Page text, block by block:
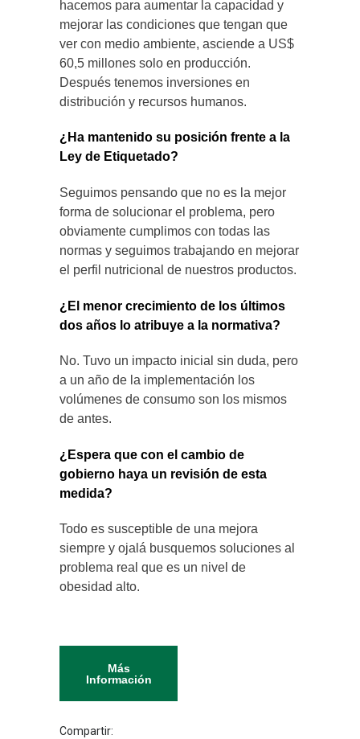
hacemos para aumentar la capacidad y
mejorar las condiciones que tengan que
ver con medio ambiente, asciende a US$
60,5 millones solo en producción.
Después tenemos inversiones en
distribución y recursos humanos.
¿Ha mantenido su posición frente a la
Ley de Etiquetado?
Seguimos pensando que no es la mejor
forma de solucionar el problema, pero
obviamente cumplimos con todas las
normas y seguimos trabajando en mejorar
el perfil nutricional de nuestros productos.
¿El menor crecimiento de los últimos
dos años lo atribuye a la normativa?
No. Tuvo un impacto inicial sin duda, pero
a un año de la implementación los
volúmenes de consumo son los mismos
de antes.
¿Espera que con el cambio de
gobierno haya un revisión de esta
medida?
Todo es susceptible de una mejora
siempre y ojalá busquemos soluciones al
problema real que es un nivel de
obesidad alto.
Más
Información
Compartir: